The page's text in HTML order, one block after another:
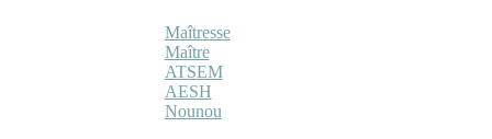
Maîtresse
Maître
ATSEM
AESH
Nounou